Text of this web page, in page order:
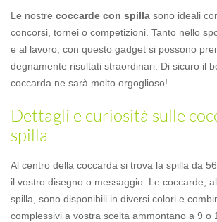
Le nostre coccarde con spilla sono ideali
concorsi, tornei o competizioni. Tanto nello
e al lavoro, con questo gadget si possono
degnamente risultati straordinari. Di sicuro il
coccarda ne sarà molto orgoglioso!
Dettagli e curiosità sulle
spilla
Al centro della coccarda si trova la spilla da
il vostro disegno o messaggio. Le coccarde,
spilla, sono disponibili in diversi colori e
complessivi a vostra scelta ammontano a 9 o